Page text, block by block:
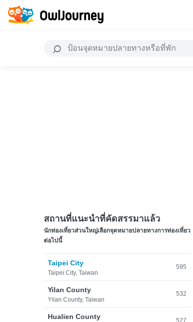
สถานที่แนะนำที่คัดสรรมาแล้ว
นักท่องเที่ยวส่วนใหญ่เลือกจุดหมายปลายทางการท่องเที่ยว
ต่อไปนี้
Taipei City
Taipei City, Taiwan
595
Yilan County
Yilan County, Taiwan
532
Hualien County 527